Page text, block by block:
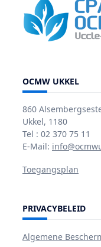
OCMW UKKEL
860
Ukkel, 1180
Tel : 02 370 75 11
E-Mail:
Toegangsplan
PRIVACYBELEID
Algemene